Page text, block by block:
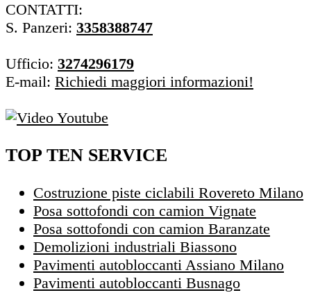
CONTATTI:
S. Panzeri: 3358388747
Ufficio: 3274296179
E-mail: Richiedi maggiori informazioni!
TOP TEN SERVICE
Costruzione piste ciclabili Rovereto Milano
Posa sottofondi con camion Vignate
Posa sottofondi con camion Baranzate
Demolizioni industriali Biassono
Pavimenti autobloccanti Assiano Milano
Pavimenti autobloccanti Busnago